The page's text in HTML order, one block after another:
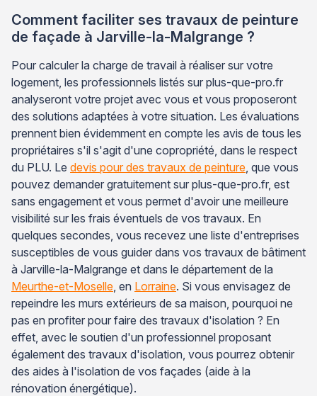
Comment faciliter ses travaux de peinture
de façade à Jarville-la-Malgrange ?
Pour calculer la charge de travail à réaliser sur votre
logement, les professionnels listés sur plus-que-pro.fr
analyseront votre projet avec vous et vous proposeront
des solutions adaptées à votre situation. Les évaluations
prennent bien évidemment en compte les avis de tous les
propriétaires s'il s'agit d'une copropriété, dans le respect
du PLU. Le devis pour des travaux de peinture , que vous
pouvez demander gratuitement sur plus-que-pro.fr, est
sans engagement et vous permet d'avoir une meilleure
visibilité sur les frais éventuels de vos travaux. En
quelques secondes, vous recevez une liste d'entreprises
susceptibles de vous guider dans vos travaux de bâtiment
à Jarville-la-Malgrange et dans le département de la
Meurthe-et-Moselle , en Lorraine. Si vous envisagez de
repeindre les murs extérieurs de sa maison, pourquoi ne
pas en profiter pour faire des travaux d'isolation ? En
effet, avec le soutien d'un professionnel proposant
également des travaux d'isolation, vous pourrez obtenir
des aides à l'isolation de vos façades (aide à la
rénovation énergétique).